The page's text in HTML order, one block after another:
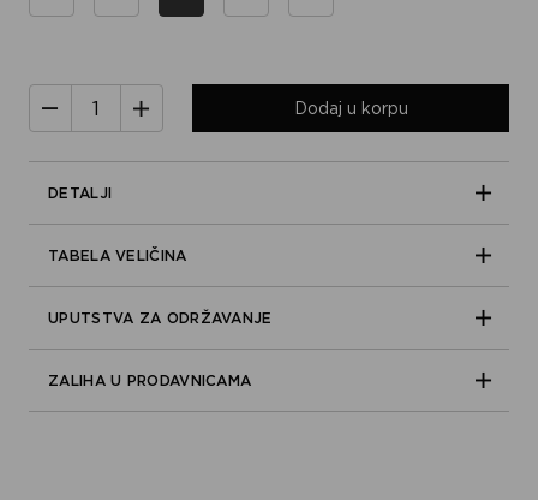
Dodaj u korpu
DETALJI
TABELA VELIČINA
UPUTSTVA ZA ODRŽAVANJE
ZALIHA U PRODAVNICAMA